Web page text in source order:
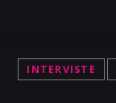
INTERVISTE